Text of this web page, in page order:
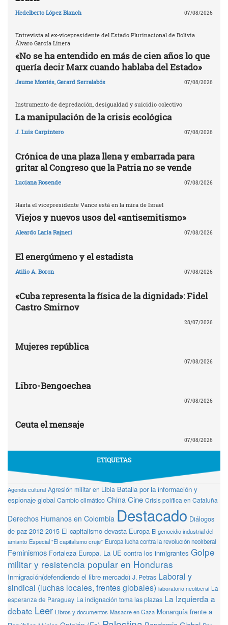
Hedelberto López Blanch 07/08/2026
Entrevista al ex-vicepresidente del Estado Plurinacional de Bolivia
Álvaro García Linera
«No se ha entendido en más de cien años lo que
quería decir Marx cuando hablaba del Estado»
Jaume Montés, Gerard Serralabós 07/08/2026
Instrumento de depredación, desigualdad y suicidio colectivo
La manipulación de la crisis ecológica
J. Luis Carpintero 07/08/2026
Crónica de una plaza llena y embarrada para
gritar al Congreso que la Patria no se vende
Luciana Rosende 07/08/2026
Hasta el vicepresidente Vance está en la mira de Israel
Viejos y nuevos usos del «antisemitismo»
Aleardo Laría Rajneri 07/08/2026
El energúmeno y el estadista
Atilio A. Boron 07/08/2026
«Cuba representa la física de la dignidad»: Fidel
Castro Smirnov
28/07/2026
Mujeres república
07/08/2026
Libro-Bengoechea
07/08/2026
Ceuta el mensaje
07/08/2026
ETIQUETAS
Agenda cultural Agresión militar en Libia Batalla por la información y
espionaje global Cambio climático China Cine Crisis política en Cataluña
Derechos Humanos en Colombia Destacado Diálogos
de paz 2012-2015 El capitalismo devasta Europa El genocidio industrial del
amianto Especial "El capitalismo cruje" Europa lucha contra la revolución neoliberal
Feminismos Fortaleza Europa. La UE contra los inmigrantes Golpe
militar y resistencia popular en Honduras
Inmigración(defendiendo el libre mercado) J. Petras Laboral y
sindical (luchas locales, frentes globales) laboratorio neoliberal La
esperanza de Paraguay La indignación toma las plazas La Izquierda a
debate Leer Libros y documentos Masacre en Gaza Monarquía frente a